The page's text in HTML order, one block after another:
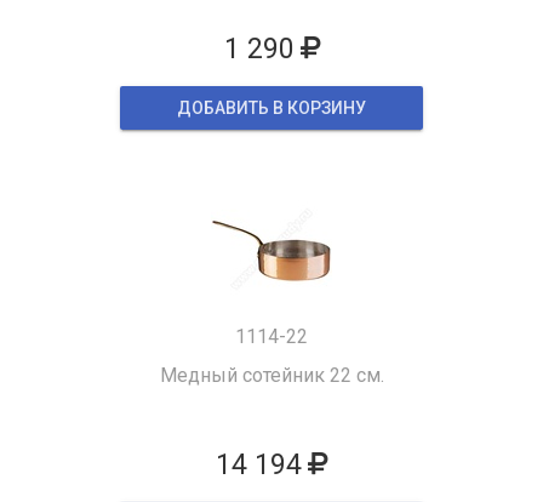
1 290
ДОБАВИТЬ В КОРЗИНУ
1114-22
Медный сотейник 22 см.
14 194